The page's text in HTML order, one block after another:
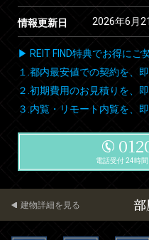
情報更新日 2026年6月
▶ REIT FIND特典でお得にご
１.都内最安値での契約を、
２.初期費用のお見積りを、
３.内覧・リモート内覧を、
電話受付 24時
建物詳細を見る